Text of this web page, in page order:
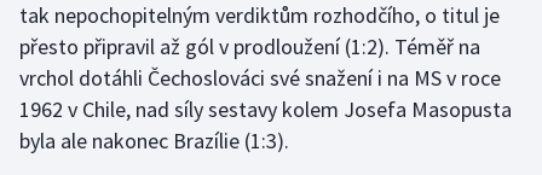
tak nepochopitelným verdiktům rozhodčího, o titul je
přesto připravil až gól v prodloužení (1:2). Téměř na
vrchol dotáhli Čechoslováci své snažení i na MS v roce
1962 v Chile, nad síly sestavy kolem Josefa Masopusta
byla ale nakonec Brazílie (1:3).